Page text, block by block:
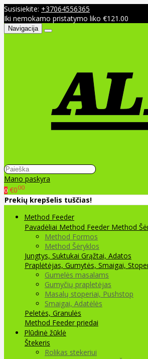
Susisiekite: +37064556365
Iki nemokamo pristatymo liko €121.00
Navigacija
Mano paskyra
0 €000
Prekių krepšelis tuščias!
Method Feeder
Pavadėliai Method Feeder Method
Method Formos
Method Šėryklos
Jungtys, Suktukai Grąžtai, Adatos
Praplėtėjas, Gumytės, Smaigai,
Gumelės masalams
Gumyčių prapletėjas
Masalų stoperiai, Pushstop
Smaigai, Adatėlės
Peletės, Granulės
Method Feeder priedai
Plūdinė žūklė
Štekeris
Rolikas stekeriui